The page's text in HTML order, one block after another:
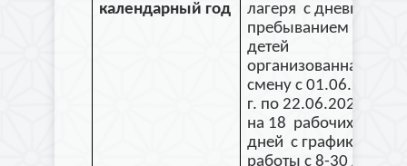
календарный год
лагеря с дневным
пребыванием
детей
организованна в 1
смену с 01.06.2026
г. по 22.06.2026 г.
на 18 рабочих
дней с графиком
работы с 8-30 до